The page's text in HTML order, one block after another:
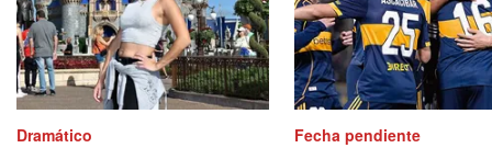
Dramático Fecha pendiente